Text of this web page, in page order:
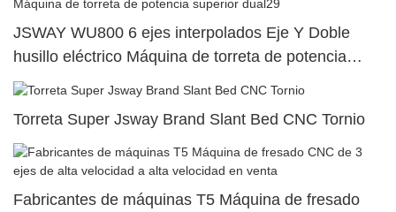
JSWAY WU800 6 ejes interpolados Eje Y Doble
husillo eléctrico Máquina de torreta de potencia
superior dual29
Torreta Super Jsway Brand Slant Bed CNC Tornio
Fabricantes de máquinas T5 Máquina de fresado